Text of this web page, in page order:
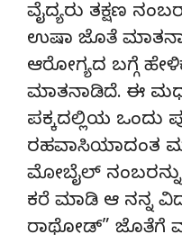
ವೈದ್ಯರು ತಕ್ಷಣ
ಉಷಾ ಜೊತೆ
ಆರೋಗ್ಯದ ಬಗ್ಗೆ
ಮಾತನಾಡಿದೆ. ಈ
ಪಕ್ಕದಲ್ಲಿಯ ಒಂದು
ರಹವಾಸಿಯಾದಂತ
ಮೋಬೈಲ್
ಕರೆ ಮಾಡಿ ಆ ನನ್ನ
ರಾಥೋಡ್” ಜೊತೆಗೆ